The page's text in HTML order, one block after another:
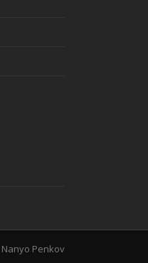
Nanyo Penkov